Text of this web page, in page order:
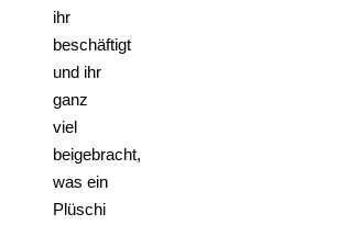
ihr
beschäftigt
und ihr
ganz
viel
beigebracht,
was ein
Plüschi